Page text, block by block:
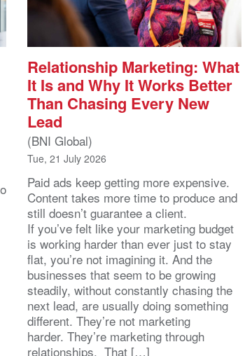
Relationship Marketing: What
It Is and Why It Works Better
Than Chasing Every New
Lead
(BNI Global)
Tue, 21 July 2026
Paid ads keep getting more expensive.
Content takes more time to produce and
still doesn’t guarantee a client.
If you’ve felt like your marketing budget
is working harder than ever just to stay
flat, you’re not imagining it. And the
businesses that seem to be growing
steadily, without constantly chasing the
next lead, are usually doing something
different. They’re not marketing
harder. They’re marketing through
relationships. That […]